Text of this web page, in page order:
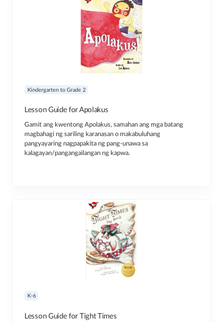
Kindergarten to Grade 2
Lesson Guide for Apolakus
Gamit ang kwentong Apolakus, samahan ang mga batang
magbahagi ng sariling karanasan o makabuluhang
pangyayaring nagpapakita ng pang-unawa sa
kalagayan/pangangailangan ng kapwa.
K-6
Lesson Guide for Tight Times